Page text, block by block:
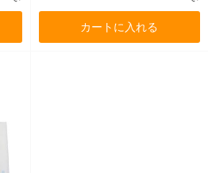
カートに入れる